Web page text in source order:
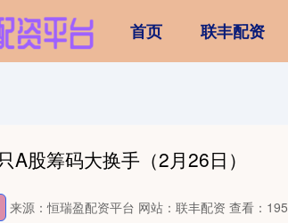
首页 联丰配资
A股筹码大换手（2月26日）
来源：恒瑞盈配资平台 网站：联丰配资 查看：195